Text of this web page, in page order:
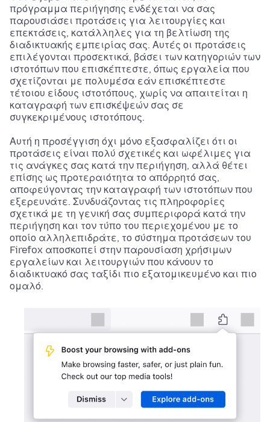
πρόγραμμα περιήγησης ενδέχεται να σας
παρουσιάσει προτάσεις για λειτουργίες και
επεκτάσεις, κατάλληλες για τη βελτίωση της
διαδικτυακής εμπειρίας σας. Αυτές οι προτάσεις
επιλέγονται προσεκτικά, βάσει των κατηγοριών των
ιστοτόπων που επισκέπτεστε, όπως εργαλεία που
σχετίζονται με πολυμέσα εάν επισκέπτεστε
τέτοιου είδους ιστοτόπους, χωρίς να απαιτείται η
καταγραφή των επισκέψεών σας σε
συγκεκριμένους ιστοτόπους.
Αυτή η προσέγγιση όχι μόνο εξασφαλίζει ότι οι
προτάσεις είναι πολύ σχετικές και ωφέλιμες για
τις ανάγκες σας κατά την περιήγηση, αλλά θέτει
επίσης ως προτεραιότητα το απόρρητό σας,
αποφεύγοντας την καταγραφή των ιστοτόπων που
εξερευνάτε. Συνδυάζοντας τις πληροφορίες
σχετικά με τη γενική σας συμπεριφορά κατά την
περιήγηση και τον τύπο του περιεχομένου με το
οποίο αλληλεπιδράτε, το σύστημα προτάσεων του
Firefox αποσκοπεί στην παρουσίαση χρήσιμων
εργαλείων και λειτουργιών που κάνουν το
διαδικτυακό σας ταξίδι πιο εξατομικευμένο και πιο
ομαλό.